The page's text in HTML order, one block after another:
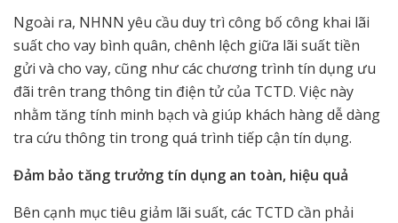
Ngoài ra, NHNN yêu cầu duy trì công bố công khai lãi
suất cho vay bình quân, chênh lệch giữa lãi suất tiền
gửi và cho vay, cũng như các chương trình tín dụng ưu
đãi trên trang thông tin điện tử của TCTD. Việc này
nhằm tăng tính minh bạch và giúp khách hàng dễ dàng
tra cứu thông tin trong quá trình tiếp cận tín dụng.
Đảm bảo tăng trưởng tín dụng an toàn, hiệu quả
Bên cạnh mục tiêu giảm lãi suất, các TCTD cần phải